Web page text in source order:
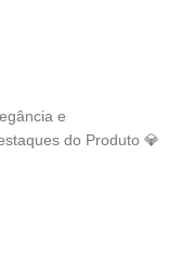
e
do Produto 💎